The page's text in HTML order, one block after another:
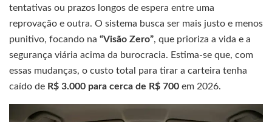
tentativas ou prazos longos de espera entre uma
reprovação e outra. O sistema busca ser mais justo e menos
punitivo, focando na “Visão Zero”, que prioriza a vida e a
segurança viária acima da burocracia. Estima-se que, com
essas mudanças, o custo total para tirar a carteira tenha
caído de R$ 3.000 para cerca de R$ 700 em 2026.